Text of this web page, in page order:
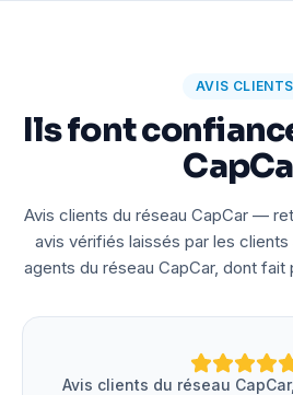
AVIS CLIENTS
Ils font
Avis clients du réseau CapCar —
avis vérifiés laissés par les
agents du réseau CapCar, dont fait
Avis clients du réseau